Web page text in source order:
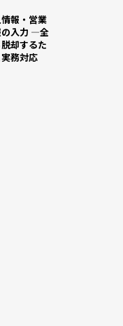
報・営業
の入力 ―全
却するた
務対応